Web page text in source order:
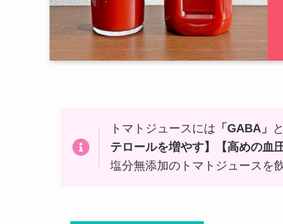
トマトジュースには 「GABA」 と
テロールを増やす】【高めの血
塩分無添加のトマトジュースを